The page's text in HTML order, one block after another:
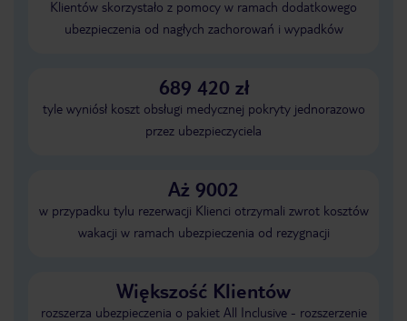
Klientów skorzystało z pomocy w ramach dodatkowego
ubezpieczenia od nagłych zachorowań i wypadków
689 420 zł
tyle wyniósł koszt obsługi medycznej pokryty jednorazowo
przez ubezpieczyciela
Aż 9002
w przypadku tylu rezerwacji Klienci otrzymali zwrot kosztów
wakacji w ramach ubezpieczenia od rezygnacji
Większość Klientów
rozszerza ubezpieczenia o pakiet All Inclusive - rozszerzenie